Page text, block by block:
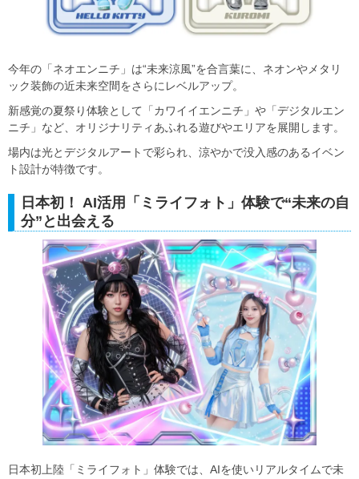
今年の「ネオエンニチ」は“未来涼風”を合言葉に、ネオンやメタリ
ック装飾の近未来空間をさらにレベルアップ。
新感覚の夏祭り体験として「カワイイエンニチ」や「デジタルエン
ニチ」など、オリジナリティあふれる遊びやエリアを展開します。
場内は光とデジタルアートで彩られ、涼やかで没入感のあるイベン
ト設計が特徴です。
日本初！ AI活用「ミライフォト」体験で“未来の自
分”と出会える
日本初上陸「ミライフォト」体験では、AIを使いリアルタイムで未